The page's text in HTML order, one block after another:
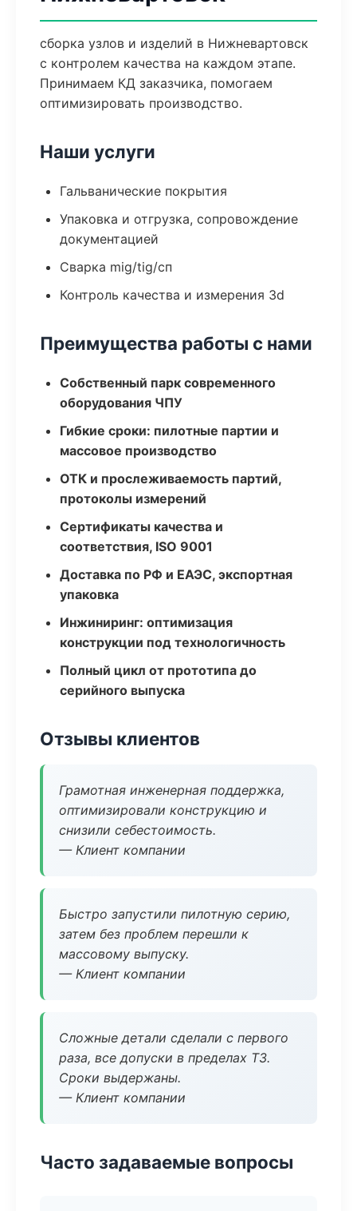
сборка узлов и изделий в Нижневартовск
с контролем качества на каждом этапе.
Принимаем КД заказчика, помогаем
оптимизировать производство.
Наши услуги
Гальванические покрытия
Упаковка и отгрузка, сопровождение
документацией
Сварка mig/tig/сп
Контроль качества и измерения 3d
Преимущества работы с нами
Собственный парк современного
оборудования ЧПУ
Гибкие сроки: пилотные партии и
массовое производство
ОТК и прослеживаемость партий,
протоколы измерений
Сертификаты качества и
соответствия, ISO 9001
Доставка по РФ и ЕАЭС, экспортная
упаковка
Инжиниринг: оптимизация
конструкции под технологичность
Полный цикл от прототипа до
серийного выпуска
Отзывы клиентов
Грамотная инженерная поддержка,
оптимизировали конструкцию и
снизили себестоимость.
— Клиент компании
Быстро запустили пилотную серию,
затем без проблем перешли к
массовому выпуску.
— Клиент компании
Сложные детали сделали с первого
раза, все допуски в пределах ТЗ.
Сроки выдержаны.
— Клиент компании
Часто задаваемые вопросы